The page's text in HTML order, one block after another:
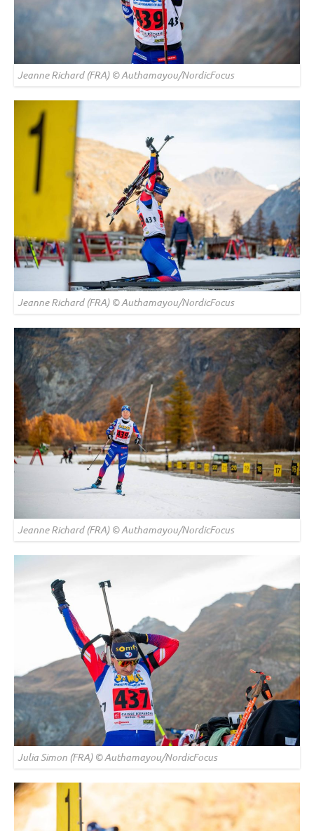
Jeanne Richard (FRA) © Authamayou/NordicFocus
Jeanne Richard (FRA) © Authamayou/NordicFocus
Jeanne Richard (FRA) © Authamayou/NordicFocus
Julia Simon (FRA) © Authamayou/NordicFocus